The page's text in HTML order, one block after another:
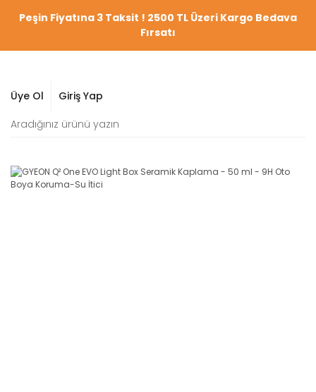
Peşin Fiyatına 3 Taksit ! 2500 TL Üzeri Kargo Bedava
Fırsatı
Üye Ol Giriş Yap